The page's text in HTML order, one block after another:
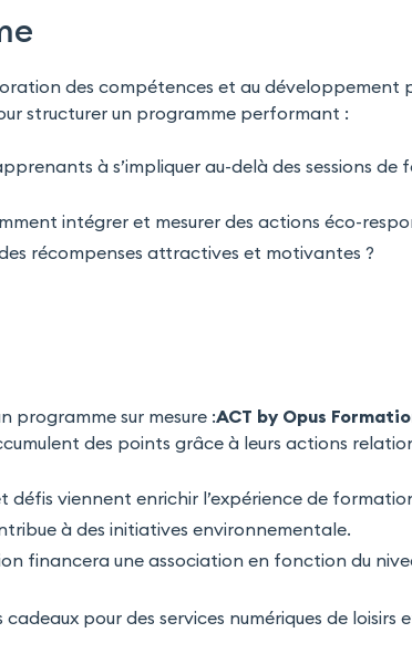
des compétences et au développement
structurer un programme performant :
à s’impliquer au-delà des sessions de
intégrer et mesurer des actions éco-
récompenses attractives et motivantes ?
programme sur mesure :ACT by Opus
des points grâce à leurs actions
défis viennent enrichir l’expérience de
à des initiatives environnementale.
financera une association en fonction du
cadeaux pour des services numériques de loisirs